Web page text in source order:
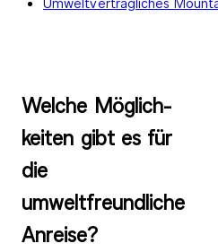
Wel­che Mög­lich­
kei­ten gibt es für
die
umweltfreundliche
An­rei­se?